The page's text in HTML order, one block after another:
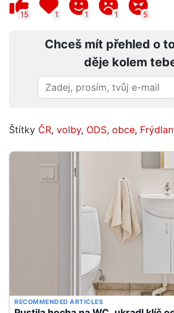
15 1 1 1 5
Chceš mít přehled o
děje kolem
Štítky ČR, volby, ODS, obce,